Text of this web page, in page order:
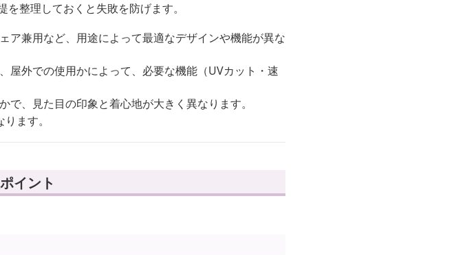
整理しておくと失敗を防げます。
ア兼用など、用途によって最適なデザインや機能が異な
屋外での使用かによって、必要な機能（UVカット・速
で、見た目の印象と着心地が大きく異なります。
ます。
イント